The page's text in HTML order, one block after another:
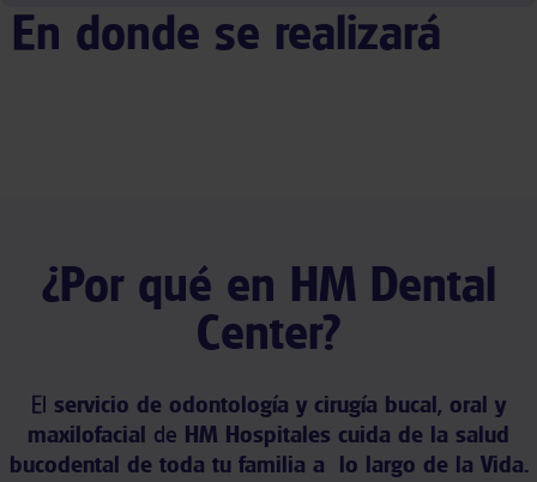
En donde se realizará
¿Por qué en HM Dental
Center?
El servicio de odontología y cirugía bucal, oral y
maxilofacial de HM Hospitales cuida de la salud
bucodental de toda tu familia a lo largo de la Vida.